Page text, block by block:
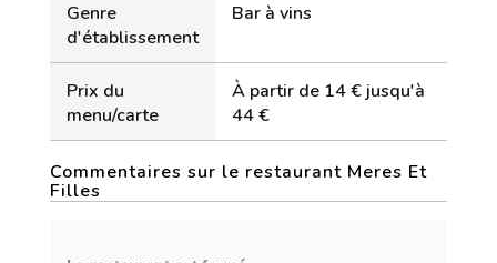
Genre
d'établissement
Bar à vins
Prix du
menu/carte
À partir de 14 € jusqu'à
44 €
Commentaires sur le restaurant Meres Et
Filles